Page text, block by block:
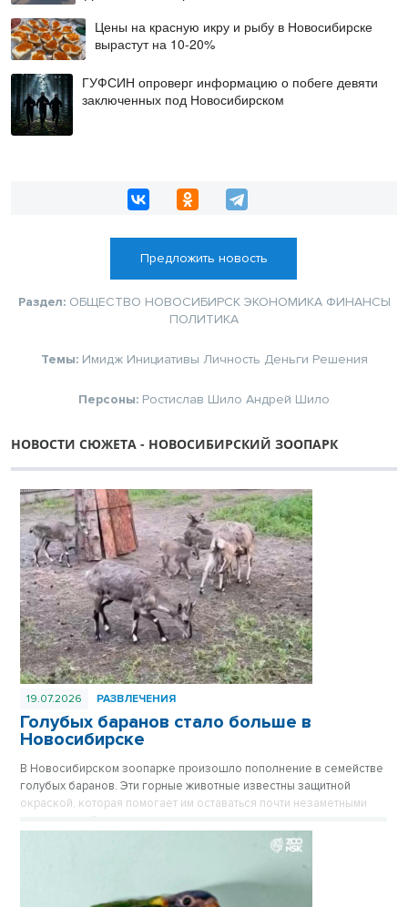
Цены на красную икру и рыбу в Новосибирске
вырастут на 10-20%
ГУФСИН опроверг информацию о побеге девяти
заключенных под Новосибирском
Предложить новость
Раздел: ОБЩЕСТВО НОВОСИБИРСК ЭКОНОМИКА ФИНАНСЫ
ПОЛИТИКА
Темы: Имидж Инициативы Личность Деньги Решения
Персоны: Ростислав Шило Андрей Шило
НОВОСТИ СЮЖЕТА - НОВОСИБИРСКИЙ ЗООПАРК
19.07.2026 РАЗВЛЕЧЕНИЯ
Голубых баранов стало больше в
Новосибирске
В Новосибирском зоопарке произошло пополнение в семействе
голубых баранов. Эти горные животные известны защитной
окраской, которая помогает им оставаться почти незаметными